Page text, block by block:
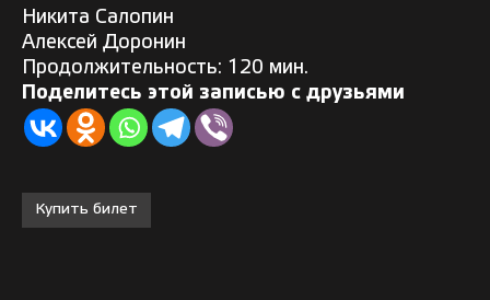
Никита Салопин
Алексей Доронин
Продолжительность: 120 мин.
Поделитесь этой записью с друзьями
Купить билет